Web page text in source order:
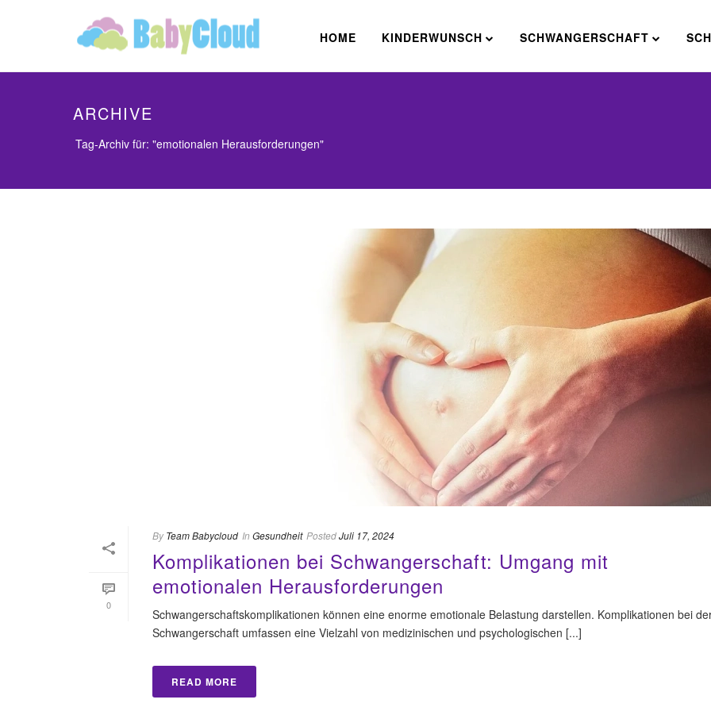
HOME KINDERWUNSCH SCHWANGERSCHAFT
ARCHIVE
Tag-Archiv für: "emotionalen Herausforderungen"
0
By Team Babycloud In Gesundheit PostedJuli 17, 2024
Komplikationen bei Schwangerschaft: Umgang mit
emotionalen Herausforderungen
Schwangerschaftskomplikationen können eine enorme emotionale Belastung darstellen. Komplikationen bei
Schwangerschaft umfassen eine Vielzahl von medizinischen und psychologischen [...]
READ MORE